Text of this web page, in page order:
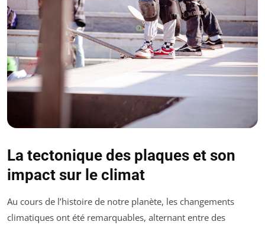
La tectonique des plaques et son
impact sur le climat
Au cours de l’histoire de notre planète, les changements
climatiques ont été remarquables, alternant entre des